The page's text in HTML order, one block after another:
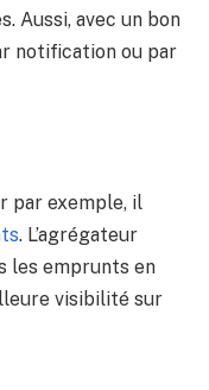
Aussi, avec un bon
notification ou par
par exemple, il
. L’agrégateur
les emprunts en
visibilité sur